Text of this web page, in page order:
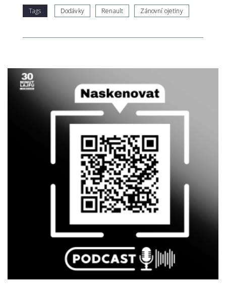
Tags Dodávky Renault Zánovní ojetiny